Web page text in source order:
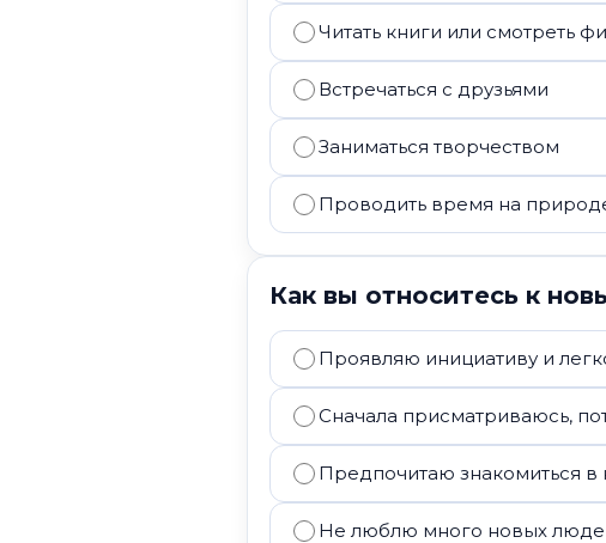
Читать книги или смотреть
Встречаться с друзьями
Заниматься творчеством
Проводить время на
Как вы относитесь к
Проявляю инициативу и
Сначала присматриваюсь,
Предпочитаю знакомиться
Не люблю много новых